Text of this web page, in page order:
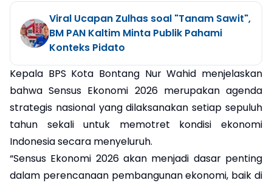
Viral Ucapan Zulhas soal "Tanam Sawit",
BM PAN Kaltim Minta Publik Pahami
Konteks Pidato
Kepala BPS Kota Bontang Nur Wahid menjelaskan
bahwa Sensus Ekonomi 2026 merupakan agenda
strategis nasional yang dilaksanakan setiap sepuluh
tahun sekali untuk memotret kondisi ekonomi
Indonesia secara menyeluruh.
“Sensus Ekonomi 2026 akan menjadi dasar penting
dalam perencanaan pembangunan ekonomi, baik di